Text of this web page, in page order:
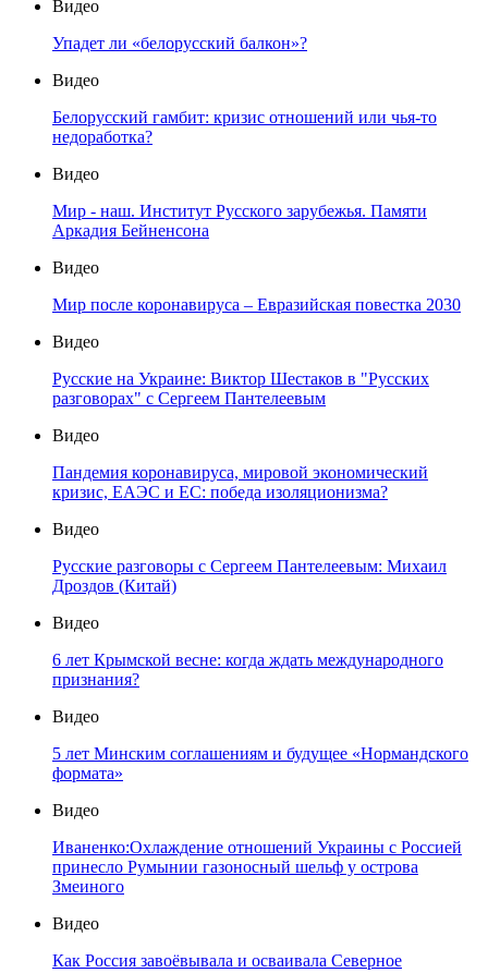
Видео
Упадет ли «белорусский балкон»?
Видео
Белорусский гамбит: кризис отношений или чья-то
недоработка?
Видео
Мир - наш. Институт Русского зарубежья. Памяти
Аркадия Бейненсона
Видео
Мир после коронавируса – Евразийская повестка 2030
Видео
Русские на Украине: Виктор Шестаков в "Русских
разговорах" с Сергеем Пантелеевым
Видео
Пандемия коронавируса, мировой экономический
кризис, ЕАЭС и ЕС: победа изоляционизма?
Видео
Русские разговоры с Сергеем Пантелеевым: Михаил
Дроздов (Китай)
Видео
6 лет Крымской весне: когда ждать международного
признания?
Видео
5 лет Минским соглашениям и будущее «Нормандского
формата»
Видео
Иваненко:Охлаждение отношений Украины с Россией
принесло Румынии газоносный шельф у острова
Змеиного
Видео
Как Россия завоёвывала и осваивала Северное